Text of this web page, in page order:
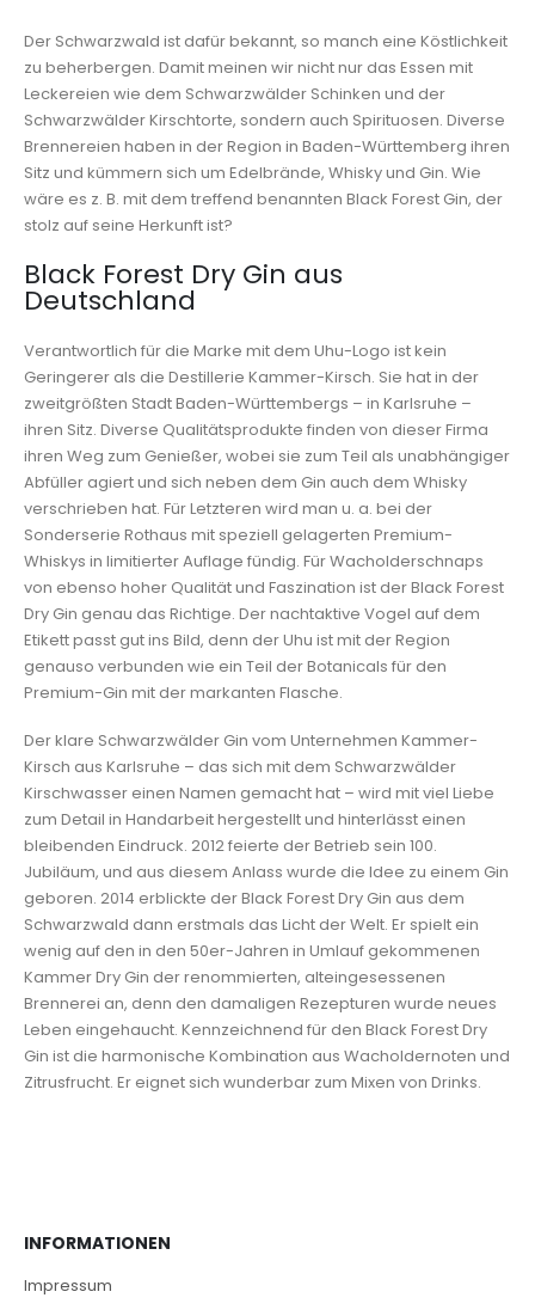
Der Schwarzwald ist dafür bekannt, so manch eine Köstlichkeit
zu beherbergen. Damit meinen wir nicht nur das Essen mit
Leckereien wie dem Schwarzwälder Schinken und der
Schwarzwälder Kirschtorte, sondern auch Spirituosen. Diverse
Brennereien haben in der Region in Baden-Württemberg ihren
Sitz und kümmern sich um Edelbrände, Whisky und Gin. Wie
wäre es z. B. mit dem treffend benannten Black Forest Gin, der
stolz auf seine Herkunft ist?
Black Forest Dry Gin aus
Deutschland
Verantwortlich für die Marke mit dem Uhu-Logo ist kein
Geringerer als die Destillerie Kammer-Kirsch. Sie hat in der
zweitgrößten Stadt Baden-Württembergs – in Karlsruhe –
ihren Sitz. Diverse Qualitätsprodukte finden von dieser Firma
ihren Weg zum Genießer, wobei sie zum Teil als unabhängiger
Abfüller agiert und sich neben dem Gin auch dem Whisky
verschrieben hat. Für Letzteren wird man u. a. bei der
Sonderserie Rothaus mit speziell gelagerten Premium-
Whiskys in limitierter Auflage fündig. Für Wacholderschnaps
von ebenso hoher Qualität und Faszination ist der Black Forest
Dry Gin genau das Richtige. Der nachtaktive Vogel auf dem
Etikett passt gut ins Bild, denn der Uhu ist mit der Region
genauso verbunden wie ein Teil der Botanicals für den
Premium-Gin mit der markanten Flasche.
Der klare Schwarzwälder Gin vom Unternehmen Kammer-
Kirsch aus Karlsruhe – das sich mit dem Schwarzwälder
Kirschwasser einen Namen gemacht hat – wird mit viel Liebe
zum Detail in Handarbeit hergestellt und hinterlässt einen
bleibenden Eindruck. 2012 feierte der Betrieb sein 100.
Jubiläum, und aus diesem Anlass wurde die Idee zu einem Gin
geboren. 2014 erblickte der Black Forest Dry Gin aus dem
Schwarzwald dann erstmals das Licht der Welt. Er spielt ein
wenig auf den in den 50er-Jahren in Umlauf gekommenen
Kammer Dry Gin der renommierten, alteingesessenen
Brennerei an, denn den damaligen Rezepturen wurde neues
Leben eingehaucht. Kennzeichnend für den Black Forest Dry
Gin ist die harmonische Kombination aus Wacholdernoten und
Zitrusfrucht. Er eignet sich wunderbar zum Mixen von Drinks.
INFORMATIONEN
Impressum